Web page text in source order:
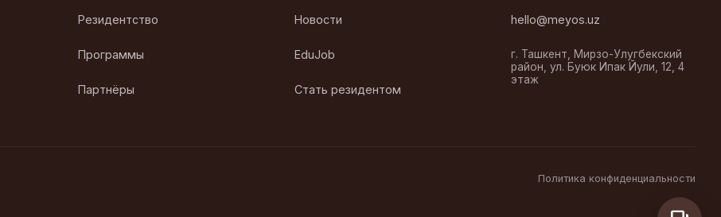
Резидентство
Программы
Партнёры
Новости
EduJob
Стать резидентом
hello@meyos.uz
г. Ташкент, Мирзо-Улугбекский
район, ул. Буюк Ипак Йули, 12, 4
этаж
Политика конфиденциальности